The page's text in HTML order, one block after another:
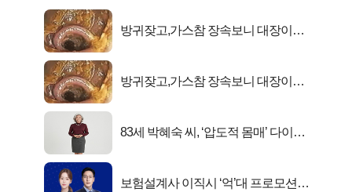
방귀잦고,가스참 장속보니 대장이아
방귀잦고,가스참 장속보니 대장이아
83세 박혜숙 씨, ‘압도적 몸매’ 다이어
보험설계사 이직시 ‘억’대 프로모션!